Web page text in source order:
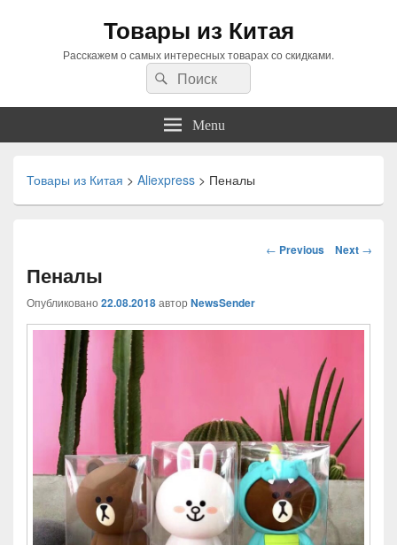
Товары из Китая
Расскажем о самых интересных товарах со скидками.
Search
for:
Search
Menu
Товары из Китая > Aliexpress > Пеналы
Навигация
← Previous Next →
Пеналы
Опубликовано 22.08.2018автор NewsSender